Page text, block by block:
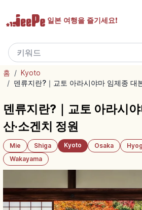
일본 여행을 즐기세요!
홈 / Kyoto
/ 덴류지란?｜교토 아라시야마 임제종 대
덴류지란?｜교토 아라시
산·소겐치 정원
Mie Shiga Kyoto Osaka
Wakayama